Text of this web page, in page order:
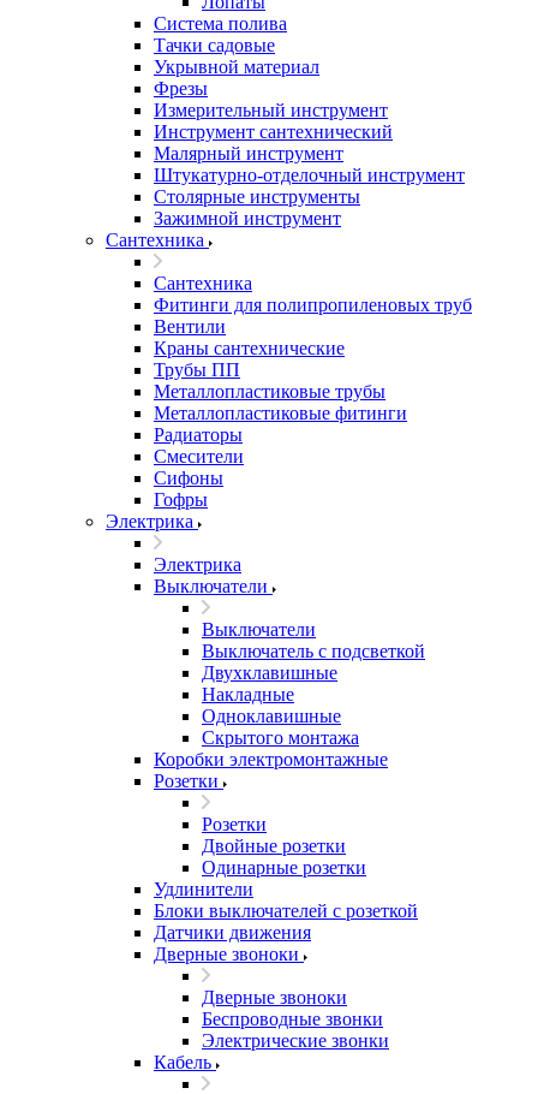
Система полива
Тачки садовые
Укрывной материал
Фрезы
Измерительный инструмент
Инструмент сантехнический
Малярный инструмент
Штукатурно-отделочный инструмент
Cтолярные инструменты
Зажимной инструмент
Сантехника
Сантехника
Фитинги для полипропиленовых труб
Вентили
Краны сантехнические
Трубы ПП
Металлопластиковые трубы
Металлопластиковые фитинги
Радиаторы
Смесители
Сифоны
Гофры
Электрика
Электрика
Выключатели
Выключатели
Выключатель с подсветкой
Двухклавишные
Накладные
Одноклавишные
Скрытого монтажа
Коробки электромонтажные
Розетки
Розетки
Двойные розетки
Одинарные розетки
Удлинители
Блоки выключателей с розеткой
Датчики движения
Дверные звоноки
Дверные звоноки
Беспроводные звонки
Электрические звонки
Кабель